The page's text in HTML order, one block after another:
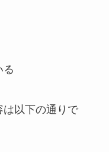
る
は以下の通りで